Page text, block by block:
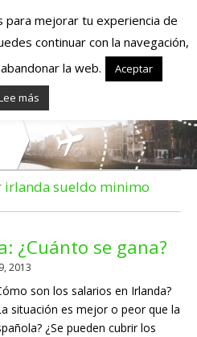
en
Vivir en
Trabajo
–
en
estudian y trabajan en
irlanda sueldo minimo
¿Cuánto se gana?
2013
son los salarios en Irlanda?
situación es mejor o peor que la
¿Se pueden cubrir los
para mejorar tu experiencia de
continuar con la navegación,
la web.
Aceptar
más